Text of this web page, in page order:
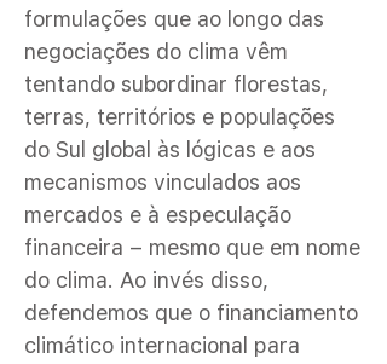
formulações que ao longo das
negociações do clima vêm
tentando subordinar florestas,
terras, territórios e populações
do Sul global às lógicas e aos
mecanismos vinculados aos
mercados e à especulação
financeira – mesmo que em nome
do clima. Ao invés disso,
defendemos que o financiamento
climático internacional para